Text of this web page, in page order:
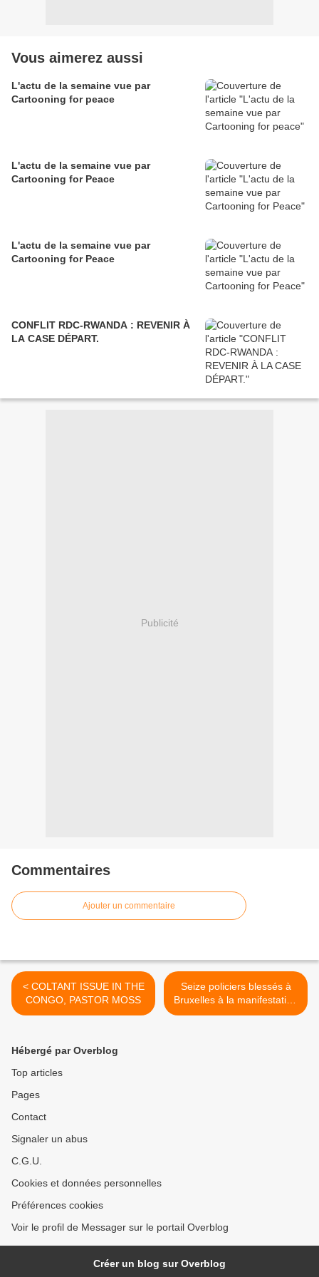
Vous aimerez aussi
L'actu de la semaine vue par
Cartooning for peace
L'actu de la semaine vue par
Cartooning for Peace
L'actu de la semaine vue par
Cartooning for Peace
CONFLIT RDC-RWANDA : REVENIR À
LA CASE DÉPART.
Publicité
Commentaires
Ajouter un commentaire
< COLTANT ISSUE IN THE
CONGO, PASTOR MOSS
Seize policiers blessés à
Bruxelles à la manifestation
anti-Kabila >
Hébergé par Overblog
Top articles
Pages
Contact
Signaler un abus
C.G.U.
Cookies et données personnelles
Préférences cookies
Voir le profil de Messager sur le portail Overblog
Créer un blog sur Overblog